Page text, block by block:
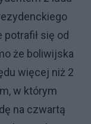
się od
że boliwijska
więcej niż 2
w którym
na czwartą